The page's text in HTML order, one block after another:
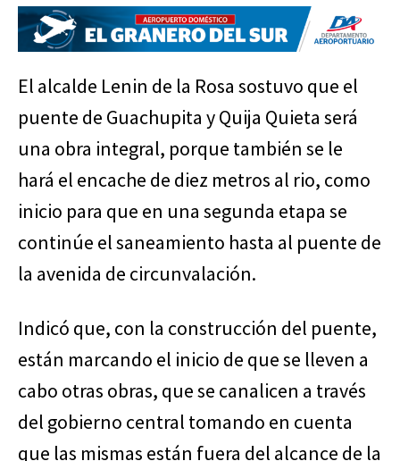
El alcalde Lenin de la Rosa sostuvo que el
puente de Guachupita y Quija Quieta será
una obra integral, porque también se le
hará el encache de diez metros al rio, como
inicio para que en una segunda etapa se
continúe el saneamiento hasta al puente de
la avenida de circunvalación.
Indicó que, con la construcción del puente,
están marcando el inicio de que se lleven a
cabo otras obras, que se canalicen a través
del gobierno central tomando en cuenta
que las mismas están fuera del alcance de la